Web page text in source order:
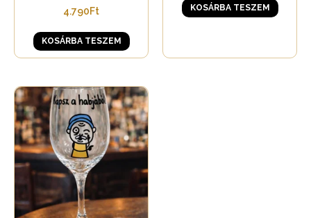
4.790Ft
KOSÁRBA TESZEM
KOSÁRBA TESZEM